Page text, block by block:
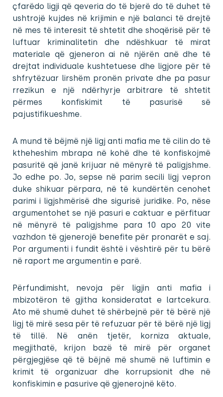
çfarëdo ligji që qeveria do të bjerë do të duhet të
ushtrojë kujdes në krijimin e një balanci të drejtë
në mes të interesit të shtetit dhe shoqërisë për të
luftuar kriminalitetin dhe ndëshkuar të mirat
materiale që gjeneron ai në njërën anë dhe të
drejtat individuale kushtetuese dhe ligjore për të
shfrytëzuar lirshëm pronën private dhe pa pasur
rrezikun e një ndërhyrje arbitrare të shtetit
përmes konfiskimit të pasurisë së
pajustifikueshme.
A mund të bëjmë një ligj anti mafia me të cilin do të
ktheheshim mbrapa në kohë dhe të konfiskojmë
pasuritë që janë krijuar në mënyrë të paligjshme.
Jo edhe po. Jo, sepse në parim secili ligj vepron
duke shikuar përpara, në të kundërtën cenohet
parimi i ligjshmërisë dhe sigurisë juridike. Po, nëse
argumentohet se një pasuri e caktuar e përfituar
në mënyrë të paligjshme para 10 apo 20 vite
vazhdon të gjenerojë benefite për pronarët e saj.
Por argumenti i fundit është i vështirë për tu bërë
në raport me argumentin e parë.
Përfundimisht, nevoja për ligjin anti mafia i
mbizotëron të gjitha konsideratat e lartcekura.
Ato më shumë duhet të shërbejnë për të bërë një
ligj të mirë sesa për të refuzuar për të bërë një ligj
të tillë. Në anën tjetër, korniza aktuale,
megjithatë, krijon bazë të mirë për organet
përgjegjëse që të bëjnë më shumë në luftimin e
krimit të organizuar dhe korrupsionit dhe në
konfiskimin e pasurive që gjenerojnë këto.